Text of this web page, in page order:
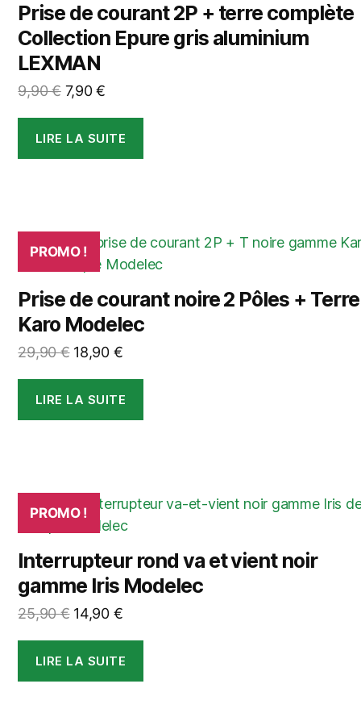
Prise de courant 2P + terre complète
Collection Epure gris aluminium
LEXMAN
9,90€ Le
initial
était :
7,90€Le
actuel
est :
LIRE LA SUITE
PROMO !
Prise de courant noire 2 Pôles + Terre
Karo Modelec
29,90€ Le
initial
était :
18,90 €Le
actuel
est :
LIRE LA SUITE
PROMO !
Interrupteur rond va et vient noir
gamme Iris Modelec
25,90€ Le
initial
était :
14,90 €Le
actuel
est :
LIRE LA SUITE